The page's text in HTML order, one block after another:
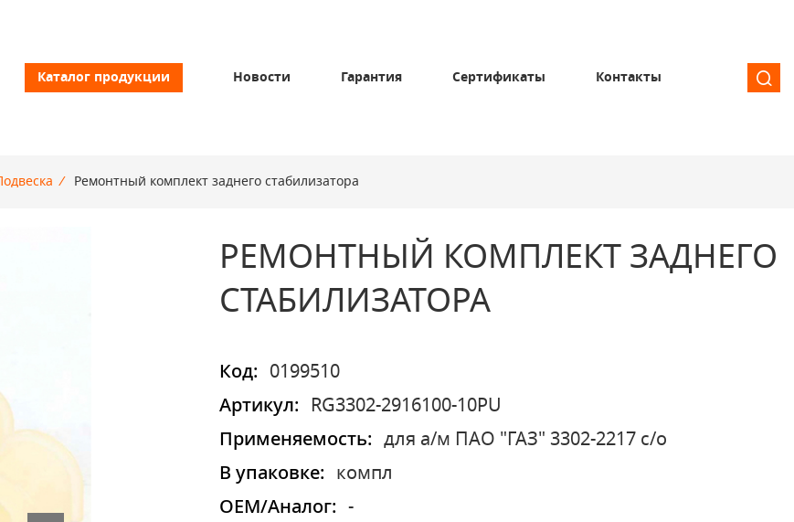
Каталог продукции Новости Гарантия Сертификаты Контакты
Подвеска / Ремонтный комплект заднего стабилизатора
РЕМОНТНЫЙ КОМПЛЕКТ ЗАДНЕГО
СТАБИЛИЗАТОРА
Код:
0199510
Артикул:
RG3302-2916100-10PU
Применяемость:
для а/м ПАО "ГАЗ" 3302-2217 с/о
В упаковке:
компл
OEM/Аналог:
-